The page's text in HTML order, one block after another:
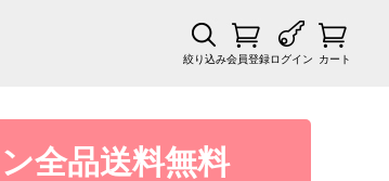
絞り込み会員登録ログイン カート
全品送料無料